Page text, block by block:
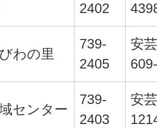
2402
わの里
739-
2405
安
センター
739-
2403
安